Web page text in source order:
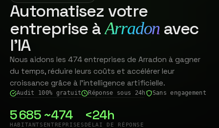
Automatisez votre
entreprise à Arradon avec
l'IA
Nous aidons les 474 entreprises de Arradon à gagner
du temps, réduire leurs coûts et accélérer leur
croissance grâce à l'intelligence artificielle.
Audit 100% gratuit Réponse sous 24h Sans engagement
5 685
HABITANTS
~474
ENTREPRISES
<24h
DÉLAI DE RÉPONSE